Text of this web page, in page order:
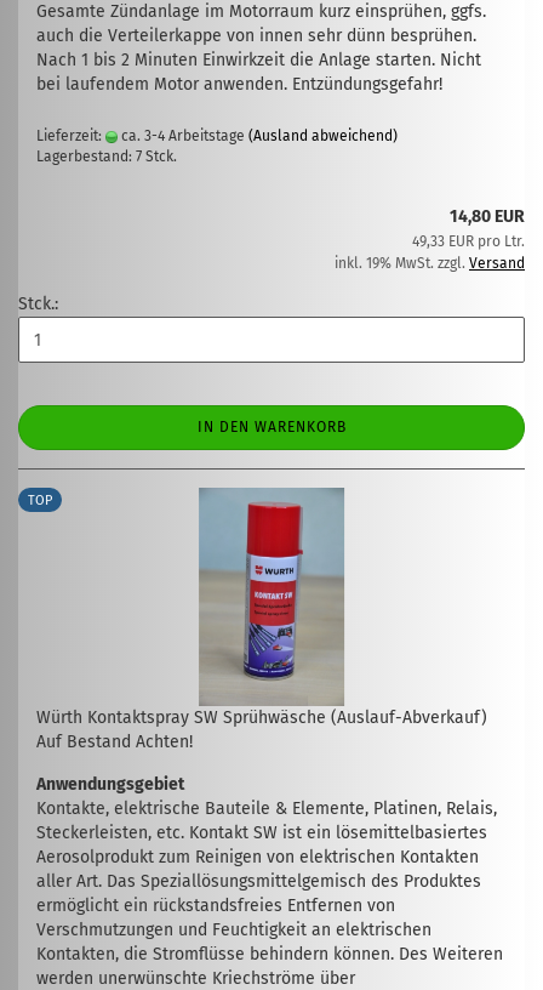
Gesamte Zündanlage im Motorraum kurz einsprühen, ggfs.
auch die Verteilerkappe von innen sehr dünn besprühen.
Nach 1 bis 2 Minuten Einwirkzeit die Anlage starten. Nicht
bei laufendem Motor anwenden. Entzündungsgefahr!
Lieferzeit: ca. 3-4 Arbeitstage (Ausland abweichend)
Lagerbestand: 7 Stck.
14,80 EUR
49,33 EUR pro Ltr.
inkl. 19% MwSt. zzgl. Versand
Stck.:
IN DEN WARENKORB
TOP
Würth Kontaktspray SW Sprühwäsche (Auslauf-Abverkauf)
Auf Bestand Achten!
Anwendungsgebiet
Kontakte, elektrische Bauteile & Elemente, Platinen, Relais,
Steckerleisten, etc. Kontakt SW ist ein lösemittelbasiertes
Aerosolprodukt zum Reinigen von elektrischen Kontakten
aller Art. Das Speziallösungsmittelgemisch des Produktes
ermöglicht ein rückstandsfreies Entfernen von
Verschmutzungen und Feuchtigkeit an elektrischen
Kontakten, die Stromflüsse behindern können. Des Weiteren
werden unerwünschte Kriechströme über